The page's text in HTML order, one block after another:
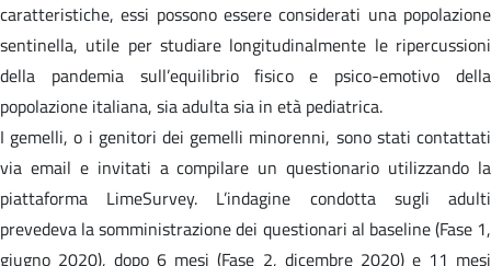
caratteristiche, essi possono essere considerati una popolazione
sentinella, utile per studiare longitudinalmente le ripercussioni
della pandemia sull’equilibrio fisico e psico-emotivo della
popolazione italiana, sia adulta sia in età pediatrica.
I gemelli, o i genitori dei gemelli minorenni, sono stati contattati
via email e invitati a compilare un questionario utilizzando la
piattaforma LimeSurvey. L’indagine condotta sugli adulti
prevedeva la somministrazione dei questionari al baseline (Fase 1,
giugno 2020), dopo 6 mesi (Fase 2, dicembre 2020) e 11 mesi